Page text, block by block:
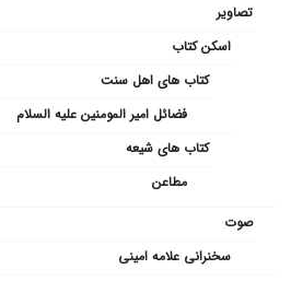
تصاویر
اسکن کتاب
کتاب های اهل سنت
فضائل امیر المومنین علیه السلام
کتاب های شیعه
مطاعن
صوت
سخنرانی علامه امینی